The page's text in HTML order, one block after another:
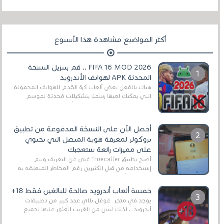
أكثر المواضيع مشاهدة هذا الأسبوع
FIFA 16 MOD 2026 .. قم بتنزيل النسخة
المحدثة APK لهواتف الأندرويد
هناك بالفعل بعض ألعاب كرة القدم للهواتف المحمولة
التي يمكنك لعبها رسميًا بتشكيلات مُحدثة لموسم
أحصل الآن على النسخة المدفوعة من تطبيق
تروكولر لمعرفة هوية المتصل التي تحتوي
على مميزات رائعة ستعجبك
أصبح تطبيق Truecaller غني عن التعريف ويتم
إستخدامه من قبل الكثيرين رغم المخاطر المتعلقه به
خمسة ألعاب أندرويد صالحة للبالغين فقط 18+
يوجد في متجر غوغل بلاي عدد كبير من تطبيقات
أندرويد ، لذلك ليس من الغريب العثور عليها لجميع